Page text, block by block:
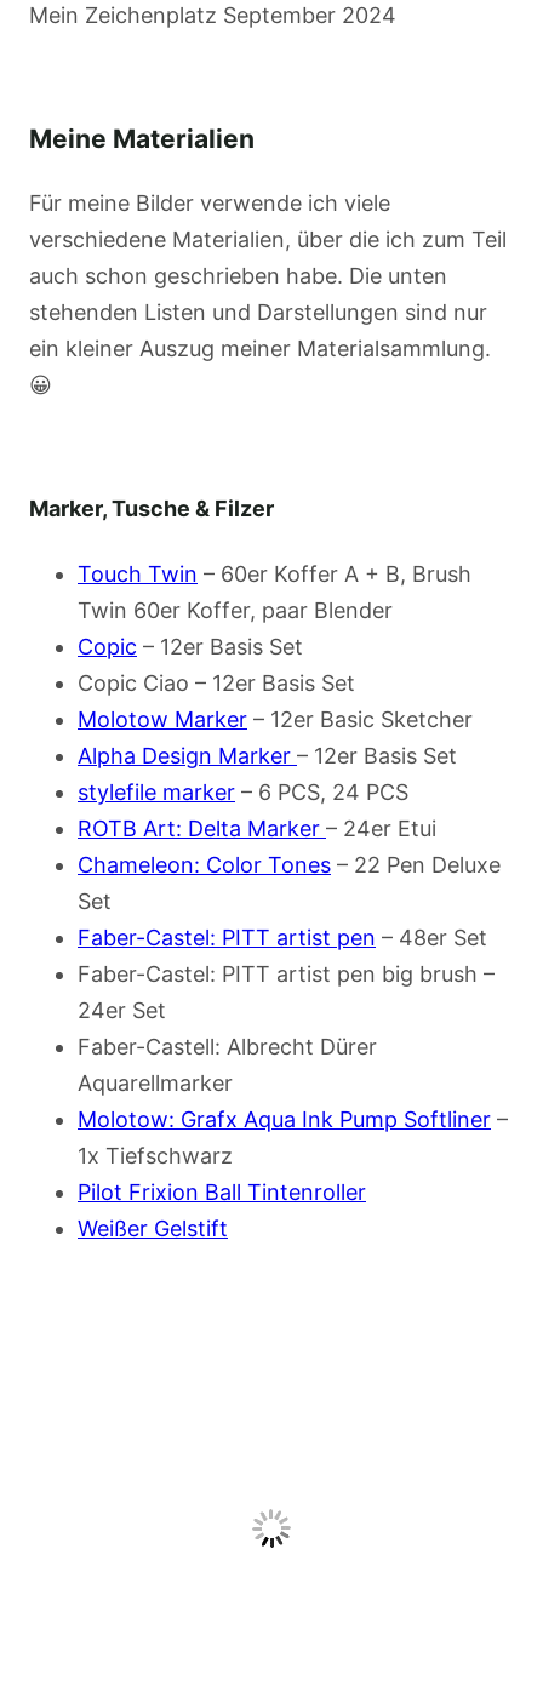
Mein Zeichenplatz September 2024
Meine Materialien
Für meine Bilder verwende ich viele
verschiedene Materialien, über die ich zum Teil
auch schon geschrieben habe. Die unten
stehenden Listen und Darstellungen sind nur
ein kleiner Auszug meiner Materialsammlung.
😀
Marker, Tusche & Filzer
Touch Twin – 60er Koffer A + B, Brush
Twin 60er Koffer, paar Blender
Copic – 12er Basis Set
Copic Ciao – 12er Basis Set
Molotow Marker – 12er Basic Sketcher
Alpha Design Marker – 12er Basis Set
stylefile marker – 6 PCS, 24 PCS
ROTB Art: Delta Marker – 24er Etui
Chameleon: Color Tones – 22 Pen Deluxe
Set
Faber-Castel: PITT artist pen – 48er Set
Faber-Castel: PITT artist pen big brush –
24er Set
Faber-Castell: Albrecht Dürer
Aquarellmarker
Molotow: Grafx Aqua Ink Pump Softliner –
1x Tiefschwarz
Pilot Frixion Ball Tintenroller
Weißer Gelstift